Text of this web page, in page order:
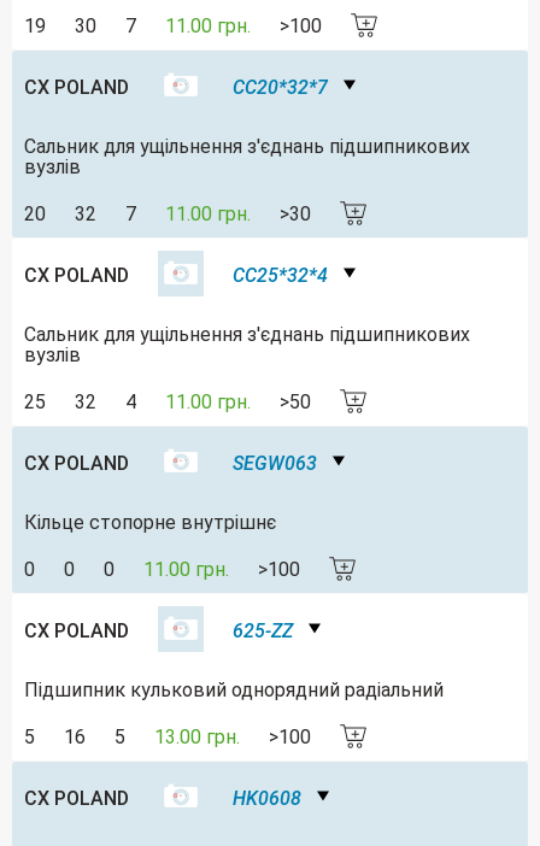
19 30 7 11.00 грн. >100
CX POLAND CC20*32*7
Сальник для ущільнення з'єднань підшипникових
вузлів
20 32 7 11.00 грн. >30
CX POLAND CC25*32*4
Сальник для ущільнення з'єднань підшипникових
вузлів
25 32 4 11.00 грн. >50
CX POLAND SEGW063
Кільце стопорне внутрішнє
0 0 0 11.00 грн. >100
CX POLAND 625-ZZ
Підшипник кульковий однорядний радіальний
5 16 5 13.00 грн. >100
CX POLAND HK0608